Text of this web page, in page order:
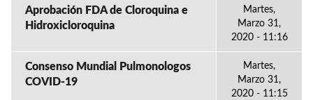
Aprobación FDA de Cloroquina e
Hidroxicloroquina
Martes,
Marzo 31,
2020 - 11:16
Consenso Mundial Pulmonologos
COVID-19
Martes,
Marzo 31,
2020 - 11:15